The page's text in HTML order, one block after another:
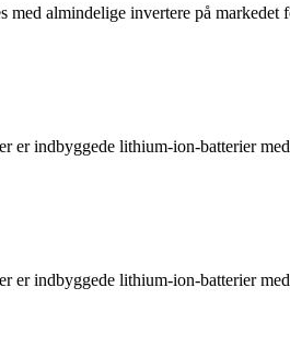
almindelige invertere på markedet
indbyggede lithium-ion-batterier
indbyggede lithium-ion-batterier